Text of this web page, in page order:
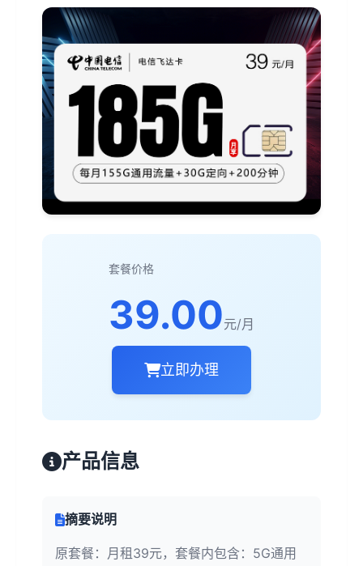
套餐价格
39.00元/月
立即办理
产品信息
摘要说明
原套餐：月租39元，套餐内包含：5G通用